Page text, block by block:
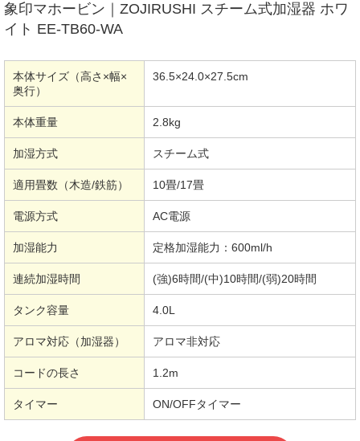
象印マホービン｜ZOJIRUSHI スチーム式加湿器 ホワ
イト EE-TB60-WA
本体サイズ（高さ×幅×
奥行）
36.5×24.0×27.5cm
本体重量 2.8kg
加湿方式 スチーム式
適用畳数（木造/鉄筋） 10畳/17畳
電源方式 AC電源
加湿能力 定格加湿能力：600ml/h
連続加湿時間 (強)6時間/(中)10時間/(弱)20時間
タンク容量 4.0L
アロマ対応（加湿器） アロマ非対応
コードの長さ 1.2m
タイマー ON/OFFタイマー